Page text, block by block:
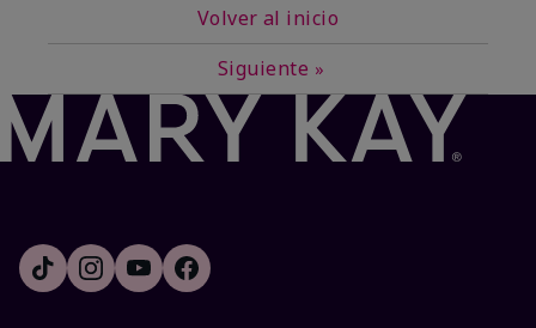
Volver al inicio
Siguiente »